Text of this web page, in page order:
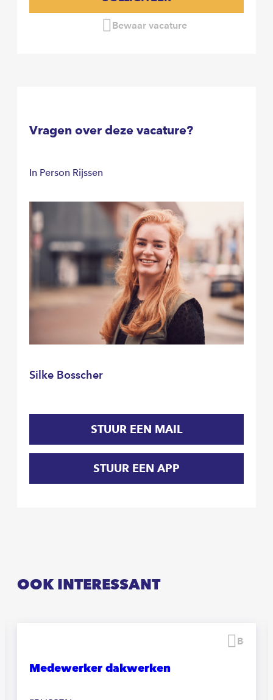
Bewaar vacature
Vragen over deze vacature?
In Person Rijssen
Silke Bosscher
STUUR EEN MAIL
STUUR EEN APP
OOK INTERESSANT
Medewerker dakwerken